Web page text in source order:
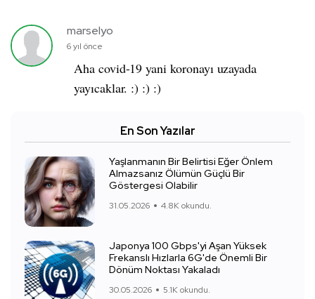
marselyo
6 yıl önce
Aha covid-19 yani koronayı uzayada
yayıcaklar. :) :) :)
En Son Yazılar
Yaşlanmanın Bir Belirtisi Eğer Önlem
Almazsanız Ölümün Güçlü Bir
Göstergesi Olabilir
31.05.2026 4.8K okundu.
Japonya 100 Gbps'yi Aşan Yüksek
Frekanslı Hızlarla 6G'de Önemli Bir
Dönüm Noktası Yakaladı
30.05.2026 5.1K okundu.